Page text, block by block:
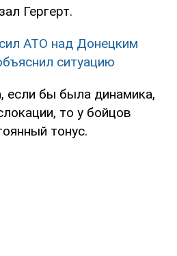
Гергерт.
АТО над Донецким
ситуацию
если бы была динамика,
то у бойцов
тонус.